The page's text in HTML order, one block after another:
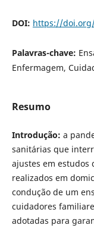
DOI: https://doi.org/
Palavras-chave:
Enfermagem,
Resumo
Introdução: a
sanitárias que
ajustes em estudos
realizados em
condução de um
cuidadores
adotadas para